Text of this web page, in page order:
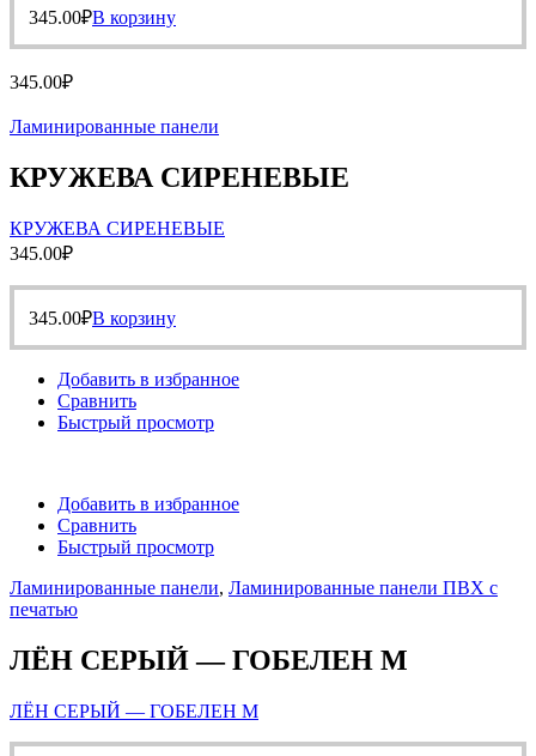
345.00₽В корзину
345.00₽
Ламинированные панели
КРУЖЕВА СИРЕНЕВЫЕ
КРУЖЕВА СИРЕНЕВЫЕ
345.00₽
345.00₽В корзину
Добавить в избранное
Сравнить
Быстрый просмотр
Добавить в избранное
Сравнить
Быстрый просмотр
Ламинированные панели, Ламинированные панели ПВХ с
печатью
ЛЁН СЕРЫЙ — ГОБЕЛЕН М
ЛЁН СЕРЫЙ — ГОБЕЛЕН М